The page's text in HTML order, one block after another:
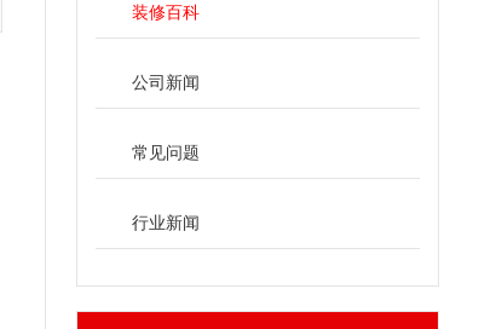
装修百科
公司新闻
常见问题
行业新闻